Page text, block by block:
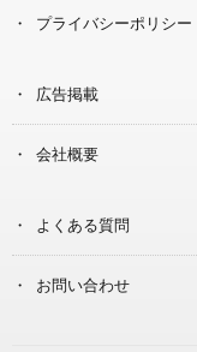
プライバシーポリシー
広告掲載
会社概要
よくある質問
お問い合わせ